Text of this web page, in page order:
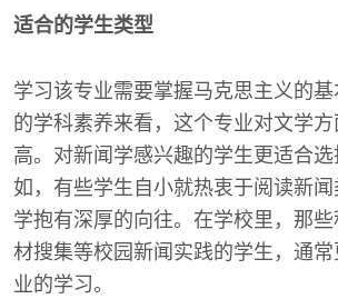
适合的学生类型
学习该专业需要掌握马克思主义的
的学科素养来看，这个专业对文学
高。对新闻学感兴趣的学生更适合
如，有些学生自小就热衷于阅读新闻
学抱有深厚的向往。在学校里，那
材搜集等校园新闻实践的学生，通
业的学习。